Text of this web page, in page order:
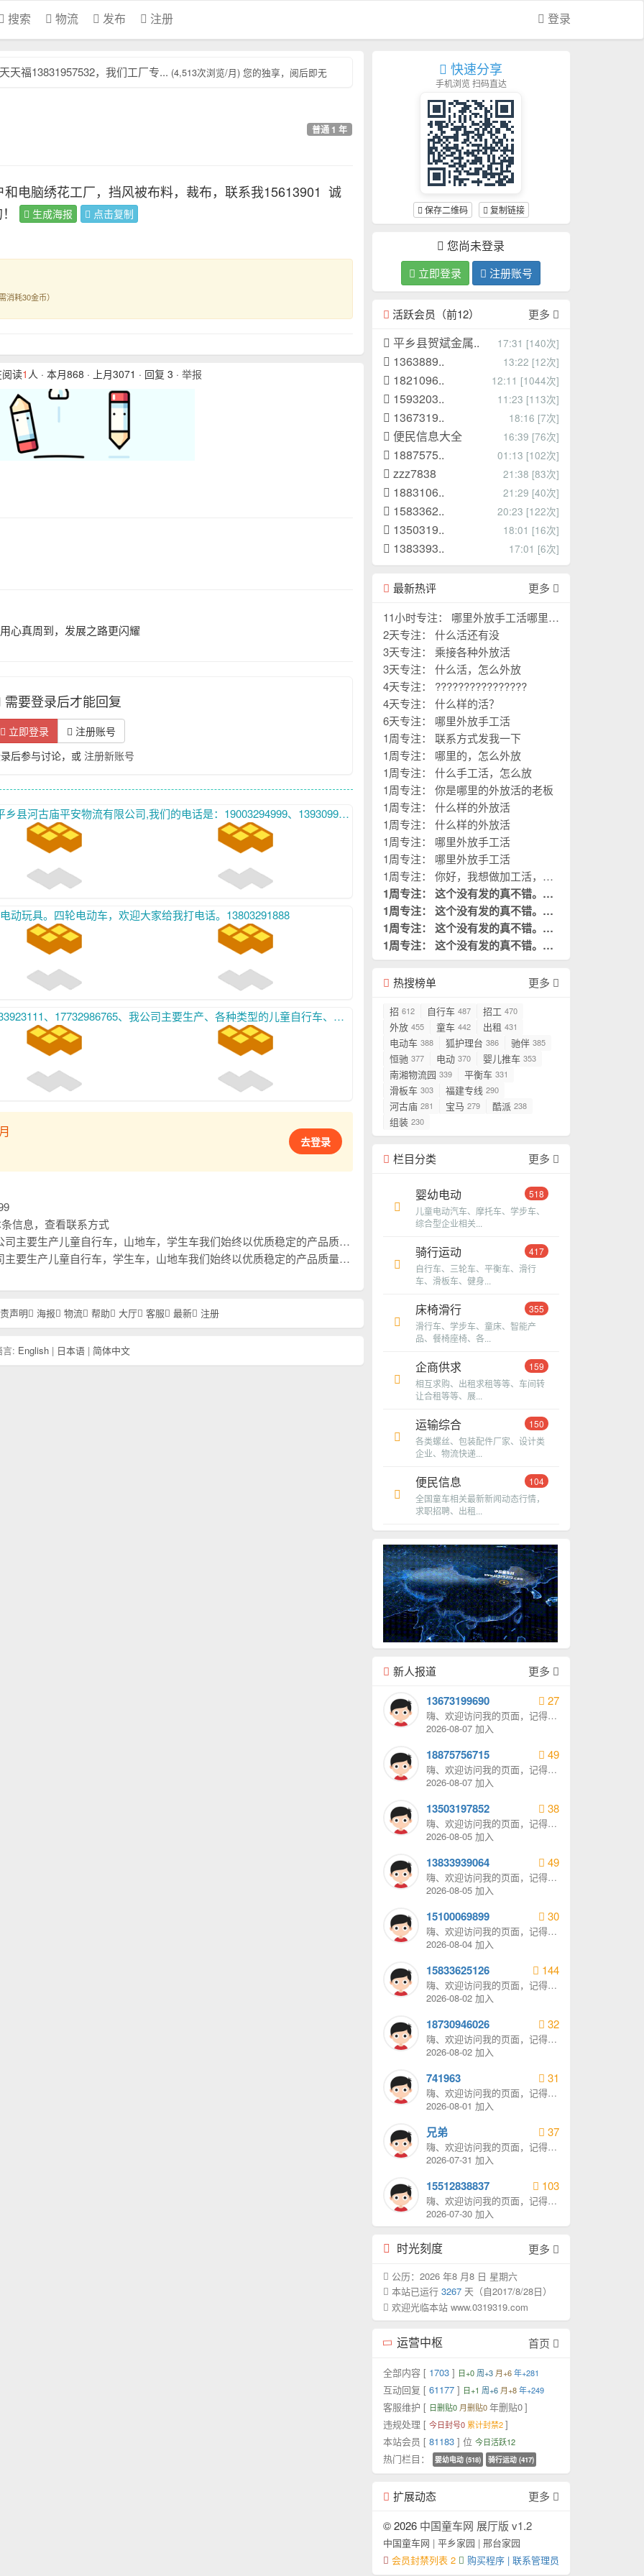
搜索 物流 发布 注册 登录
天福13831957532，我们工厂专... (4,513次浏览/月) 您的独享，阅后即无
普通 1 年
电脑绣花工厂，挡风被布料，裁布，联系我15613901 诚
生成海报 点击复制
需消耗30金币）
阅读1 人 · 本月868 · 上月3071 · 回复 3 · 举报
心真周到，发展之路更闪耀
需要登录后才能回复
立即登录
注册账号
后参与讨论，或 注册新账号
、大张庄商城、王庆坨、北辰、等等天津全境以及周边县市货物运输配送服务，本公司有着严谨的运输组织，完善的经营管理，是一家供应链一体化专业型物流公司,业务范围涵盖了童车类玩具类等等。众多行业、欢迎大家发货收货首先联系我们，谢谢！
动玩具。四轮电动车，欢迎大家给我打电话。13803291888
始终以优质稳定的产品质量，和高效贴心的售后服务，以及高精尖锐的开发能力。赢得广大国内外客户一致好评，本年刚刚开发新品上市，欢迎大家进货首先联系我们，合作共赢！
去登录
信息，查看联系方式
产品质量，和高效贴心的售后服务，以及高精尖锐的开发能力。赢得广大国内外客户一致好评，本年刚刚开发新品上市，欢迎大家进货首先联系我们，合作共赢！
品质量，和高效贴心的售后服务，以及高精尖锐的开发能力。赢得广大国内外客户一致好评，本年刚刚开发新品上市，欢迎大家进货首先联系我们，合作共赢！
声明 海报 物流 帮助 大厅 客服 最新 注册
言: English | 日本语 | 简体中文
快速分享
手机浏览 扫码直达
保存二维码 复制链接
您尚未登录
立即登录 注册账号
活跃会员（前12） 更多
平乡县贺斌金属.. 17:31 [140次]
1363889.. 13:22 [12次]
1821096.. 12:11 [1044次]
1593203.. 11:23 [113次]
1367319.. 18:16 [7次]
便民信息大全 16:39 [76次]
1887575.. 01:13 [102次]
zzz7838 21:38 [83次]
1883106.. 21:29 [40次]
1583362.. 20:23 [122次]
1350319.. 18:01 [16次]
1383393.. 17:01 [6次]
最新热评
更多
11小时专注： 哪里外放手工活哪里外
放手工活
2天专注： 什么活还有没
3天专注： 乘接各种外放活
3天专注： 什么活，怎么外放
4天专注： ????????????????
4天专注： 什么样的活？
6天专注： 哪里外放手工活
1周专注： 联系方式发我一下
1周专注： 哪里的，怎么外放
1周专注： 什么手工活，怎么放
1周专注： 你是哪里的外放活的老板
1周专注： 什么样的外放活
1周专注： 什么样的外放活
1周专注： 哪里外放手工活
1周专注： 哪里外放手工活
1周专注： 你好，我想做加工活，您
的厂子在哪？
1周专注： 这个没有发的真不错。这
是我需要阅读的。 置顶
1周专注： 这个没有发的真不错。这
是我需要阅读的。 置顶
1周专注： 这个没有发的真不错。这
是我需要阅读的。 置顶
1周专注： 这个没有发的真不错。这
是我需要阅读的。 置顶
热搜榜单 更多
招 612 自行车 487 招工 470
外放 455 童车 442 出租 431
电动车 388 狐护理台 386 驰伴 385
恒驰 377 电动 370 婴儿推车 353
南湘物流园 339 平衡车 331
滑板车 303 福建专线 290
河古庙 281 宝马 279 酷派 238
组装 230
栏目分类 更多
婴幼电动
518
儿童电动汽车、摩托车、学步车、
综合型企业相关...
骑行运动
417
自行车、三轮车、平衡车、滑行
车、滑板车、健身...
床椅滑行
355
滑行车、学步车、童床、智能产
品、餐椅座椅、各...
企商供求
159
相互求购、出租求租等等、车间转
让合租等等、展...
运输综合
150
各类螺丝、包装配件厂家、设计类
企业、物流快递...
便民信息
104
全国童车相关最新新闻动态行情，
求职招聘、出租...
新人报道 更多
13673199690 27
嗨、欢迎访问我的页面，记得给
我发消息哦。
2026-08-07 加入
18875756715 49
嗨、欢迎访问我的页面，记得给
我发消息哦。
2026-08-07 加入
13503197852 38
嗨、欢迎访问我的页面，记得给
我发消息哦。
2026-08-05 加入
13833939064 49
嗨、欢迎访问我的页面，记得给
我发消息哦。
2026-08-05 加入
15100069899 30
嗨、欢迎访问我的页面，记得给
我发消息哦。
2026-08-04 加入
15833625126 144
嗨、欢迎访问我的页面，记得给
我发消息哦。
2026-08-02 加入
18730946026 32
嗨、欢迎访问我的页面，记得给
我发消息哦。
2026-08-02 加入
741963 31
嗨、欢迎访问我的页面，记得给
我发消息哦。
2026-08-01 加入
兄弟 37
嗨、欢迎访问我的页面，记得给
我发消息哦。
2026-07-31 加入
15512838837 103
嗨、欢迎访问我的页面，记得给
我发消息哦。
2026-07-30 加入
时光刻度 更多
公历：2026 年8 月8 日 星期六
本站已运行 3267 天（自2017/8/28日）
欢迎光临本站 www.0319319.com
运营中枢 首页
全部内容 [ 1703] 日+0 周+3 月+6 年+281
互动回复 [ 61177] 日+1 周+6 月+8 年+249
客服维护 [ 日删贴0 月删贴0 年删贴0]
违规处理 [ 今日封号0 累计封禁2]
本站会员 [ 81183] 位 今日活跃12
热门栏目： 婴幼电动 (518) 骑行运动 (417)
扩展动态
更多
© 2026 中国童车网 展厅版 v1.2
中国童车网 | 平乡家园 | 邢台家园
会员封禁列表 2
购买程序 | 联系管理员